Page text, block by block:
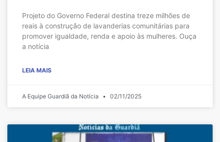
Projeto do Governo Federal destina treze milhões de
reais à construção de lavanderias comunitárias para
promover igualdade, renda e apoio às mulheres. Ouça
a notícia
LEIA MAIS
A Equipe Guardiã da Notícia 02/11/2025